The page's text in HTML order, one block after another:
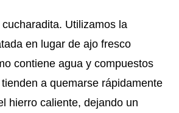
cucharadita. Utilizamos la
en lugar de ajo fresco
contiene agua y compuestos
a quemarse rápidamente
hierro caliente, dejando un